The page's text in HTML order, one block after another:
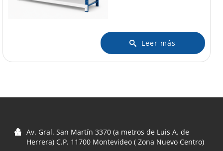
Leer más
Av. Gral. San Martín 3370 (a metros de Luis A. de
Herrera) C.P. 11700 Montevideo ( Zona Nuevo Centro)